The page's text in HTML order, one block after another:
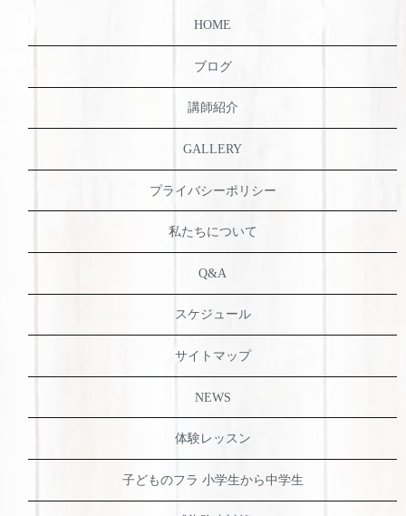
HOME
ブログ
講師紹介
GALLERY
プライバシーポリシー
私たちについて
Q&A
スケジュール
サイトマップ
NEWS
体験レッスン
子どものフラ 小学生から中学生